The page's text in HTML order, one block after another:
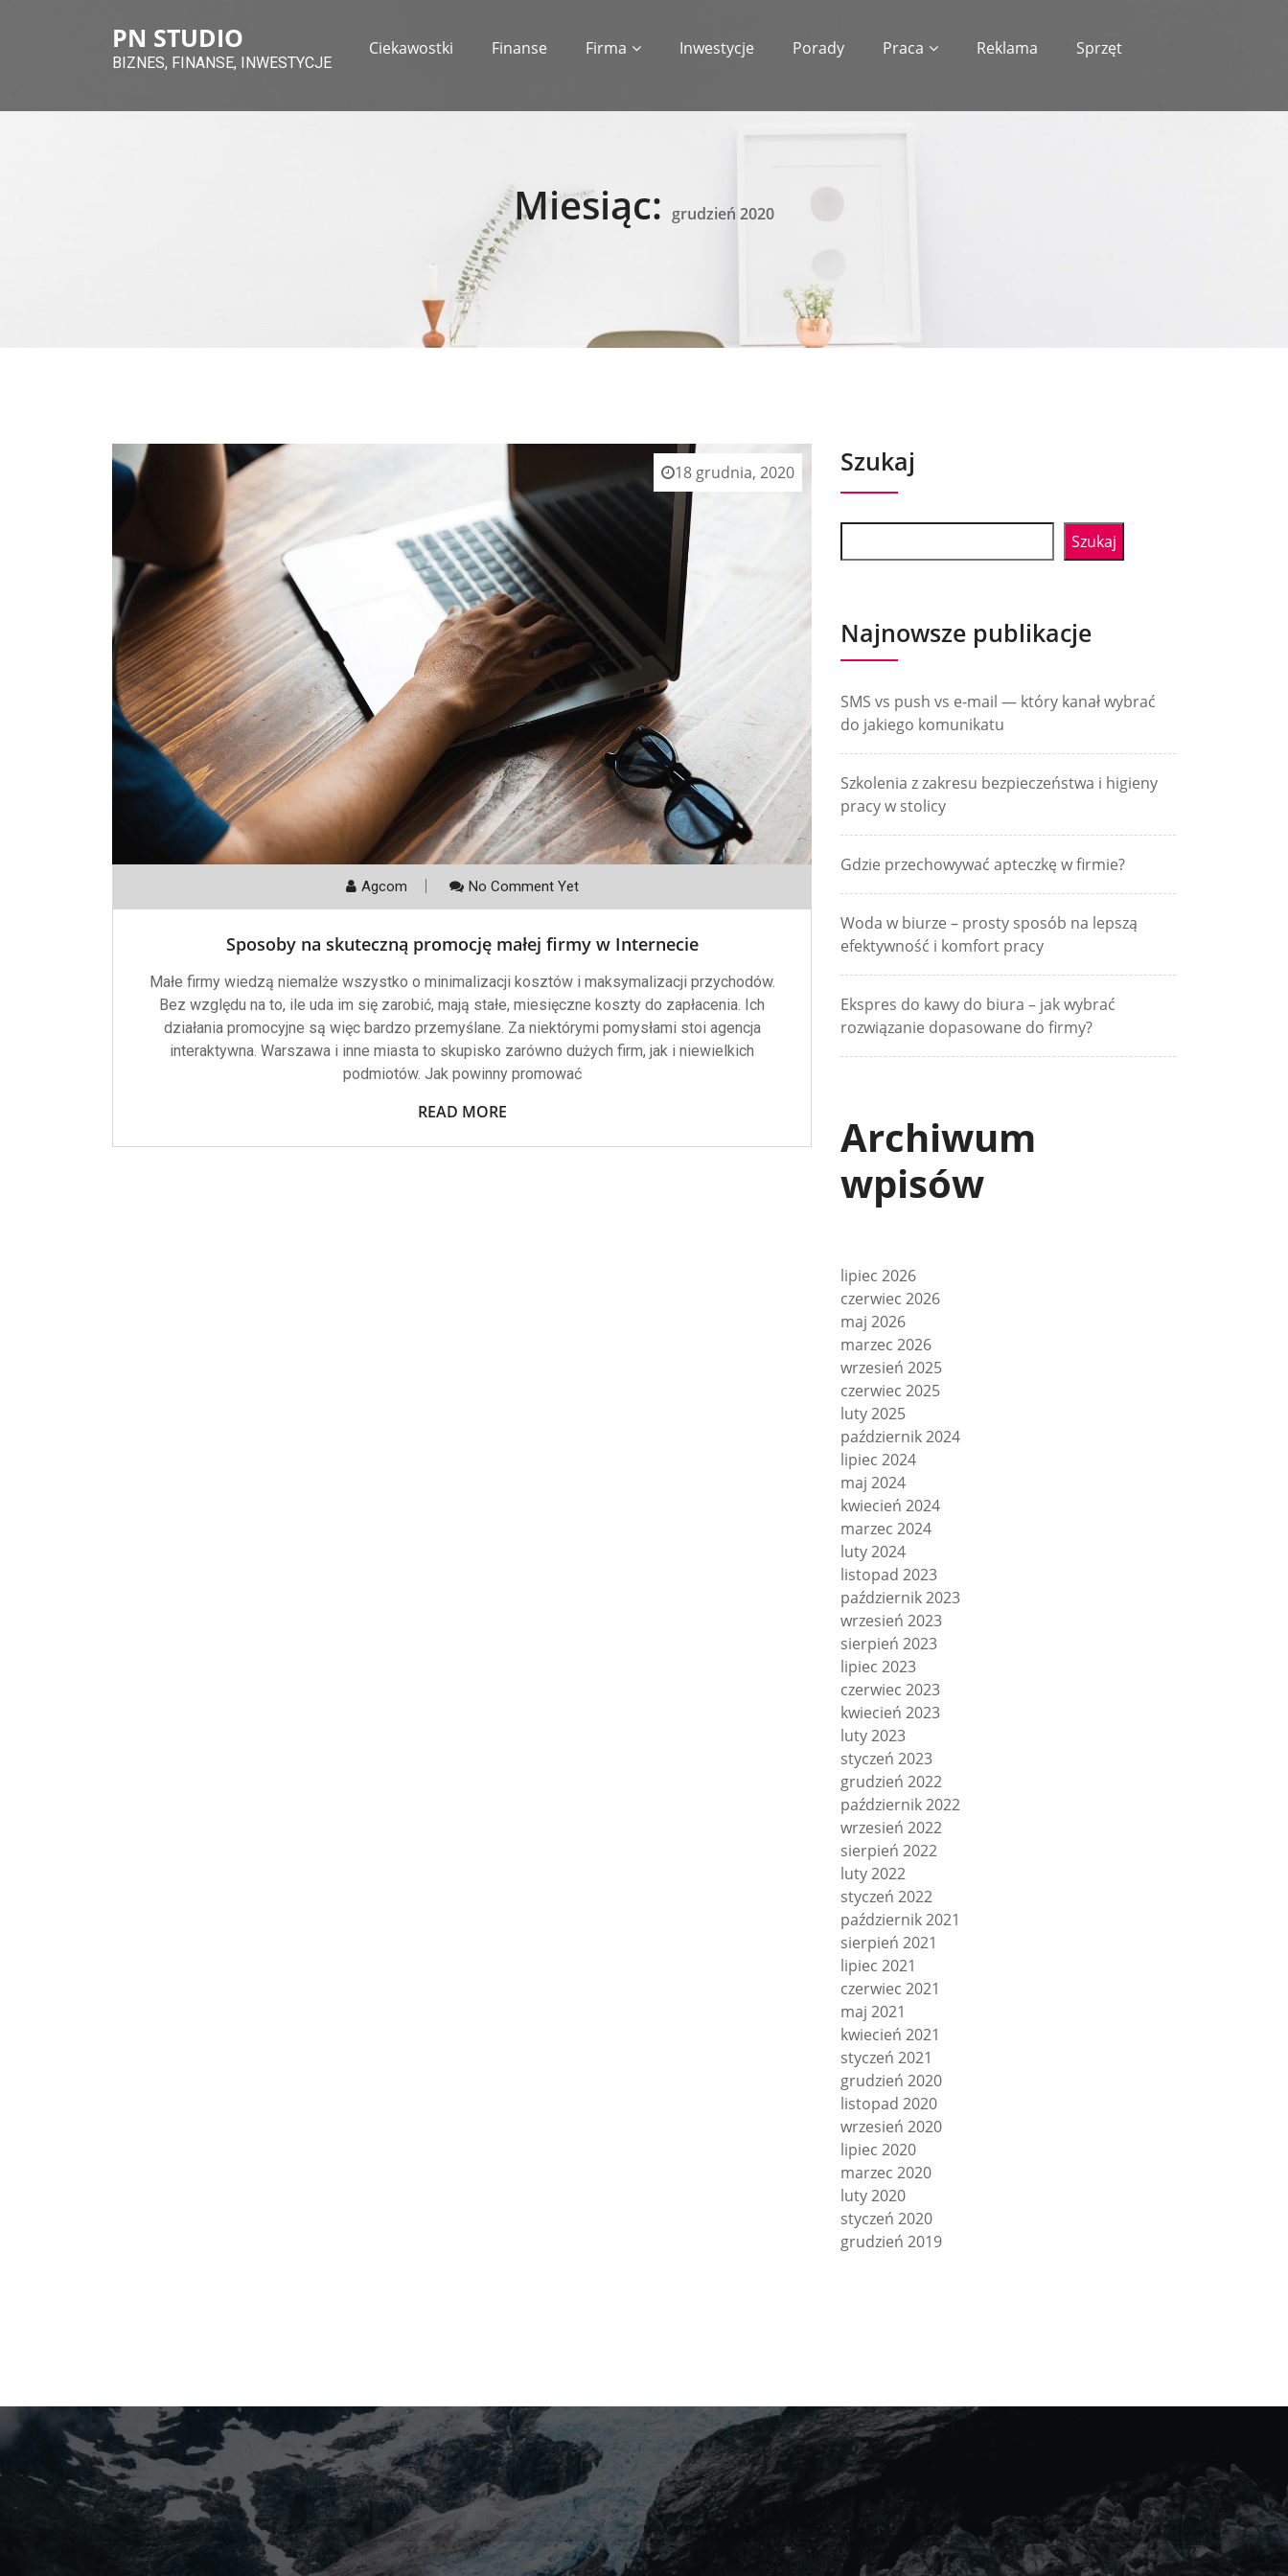
PN STUDIO
BIZNES, FINANSE, INWESTYCJE
Ciekawostki Finanse Firma Inwestycje Porady Praca Reklama Sprzęt
Miesiąc: grudzień 2020
18 grudnia, 2020
Agcom No Comment Yet
Sposoby na skuteczną promocję małej firmy w Internecie
Małe firmy wiedzą niemalże wszystko o minimalizacji kosztów i maksymalizacji przychodów.
Bez względu na to, ile uda im się zarobić, mają stałe, miesięczne koszty do zapłacenia. Ich
działania promocyjne są więc bardzo przemyślane. Za niektórymi pomysłami stoi agencja
interaktywna. Warszawa i inne miasta to skupisko zarówno dużych firm, jak i niewielkich
podmiotów. Jak powinny promować
READ MORE
Szukaj
Szukaj
Najnowsze publikacje
SMS vs push vs e-mail — który kanał wybrać
do jakiego komunikatu
Szkolenia z zakresu bezpieczeństwa i higieny
pracy w stolicy
Gdzie przechowywać apteczkę w firmie?
Woda w biurze – prosty sposób na lepszą
efektywność i komfort pracy
Ekspres do kawy do biura – jak wybrać
rozwiązanie dopasowane do firmy?
Archiwum
wpisów
lipiec 2026
czerwiec 2026
maj 2026
marzec 2026
wrzesień 2025
czerwiec 2025
luty 2025
październik 2024
lipiec 2024
maj 2024
kwiecień 2024
marzec 2024
luty 2024
listopad 2023
październik 2023
wrzesień 2023
sierpień 2023
lipiec 2023
czerwiec 2023
kwiecień 2023
luty 2023
styczeń 2023
grudzień 2022
październik 2022
wrzesień 2022
sierpień 2022
luty 2022
styczeń 2022
październik 2021
sierpień 2021
lipiec 2021
czerwiec 2021
maj 2021
kwiecień 2021
styczeń 2021
grudzień 2020
listopad 2020
wrzesień 2020
lipiec 2020
marzec 2020
luty 2020
styczeń 2020
grudzień 2019